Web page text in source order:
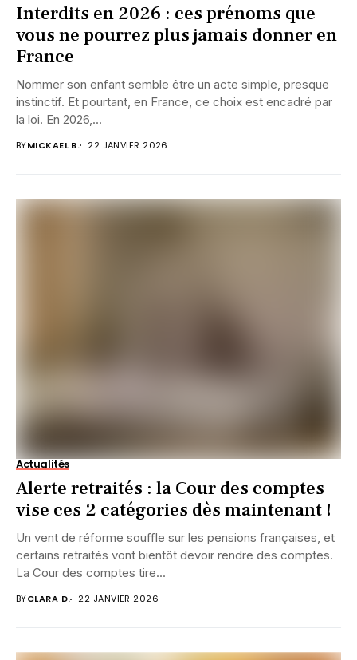
Interdits en 2026 : ces prénoms que
vous ne pourrez plus jamais donner en
France
Nommer son enfant semble être un acte simple, presque
instinctif. Et pourtant, en France, ce choix est encadré par
la loi. En 2026,...
BYMICKAEL B. 22 JANVIER 2026
Actualités
Alerte retraités : la Cour des comptes
vise ces 2 catégories dès maintenant !
Un vent de réforme souffle sur les pensions françaises, et
certains retraités vont bientôt devoir rendre des comptes.
La Cour des comptes tire...
BYCLARA D. 22 JANVIER 2026